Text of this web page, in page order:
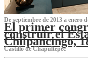
De septiembre de 2013 a enero
El primer
construir el
Chilpancingo,
Castillo de Chapultepec